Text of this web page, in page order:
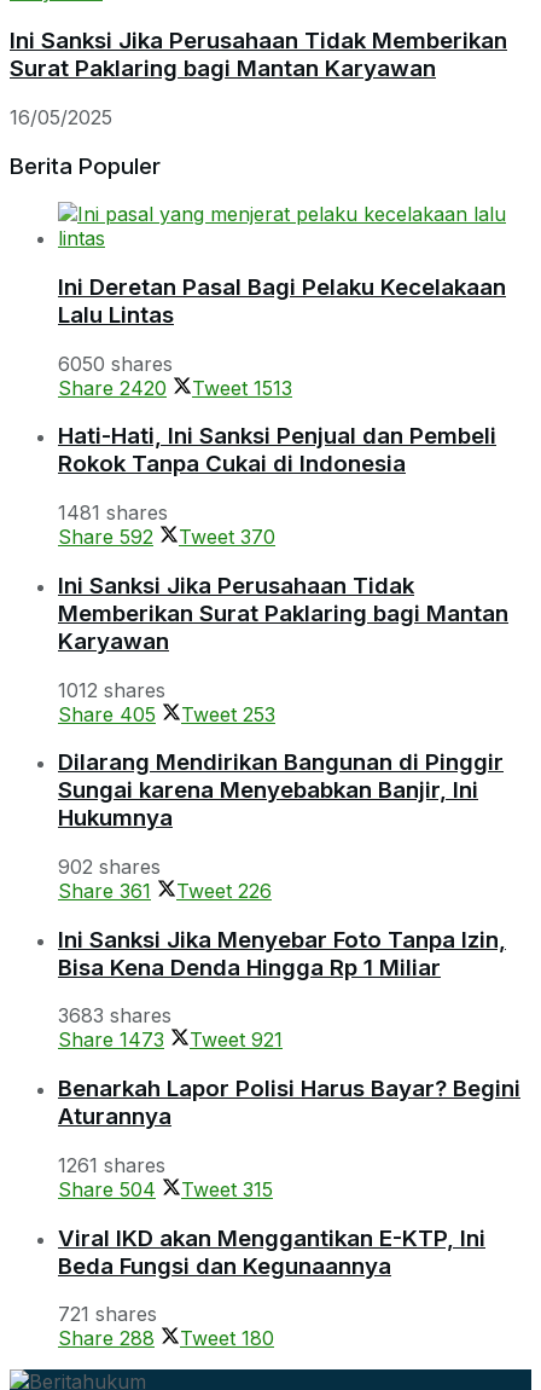
Ini Sanksi Jika Perusahaan Tidak Memberikan
Surat Paklaring bagi Mantan Karyawan
16/05/2025
Berita Populer
Ini Deretan Pasal Bagi Pelaku Kecelakaan
Lalu Lintas
6050 shares
Share 2420 Tweet 1513
Hati-Hati, Ini Sanksi Penjual dan Pembeli
Rokok Tanpa Cukai di Indonesia
1481 shares
Share 592 Tweet 370
Ini Sanksi Jika Perusahaan Tidak
Memberikan Surat Paklaring bagi Mantan
Karyawan
1012 shares
Share 405 Tweet 253
Dilarang Mendirikan Bangunan di Pinggir
Sungai karena Menyebabkan Banjir, Ini
Hukumnya
902 shares
Share 361 Tweet 226
Ini Sanksi Jika Menyebar Foto Tanpa Izin,
Bisa Kena Denda Hingga Rp 1 Miliar
3683 shares
Share 1473 Tweet 921
Benarkah Lapor Polisi Harus Bayar? Begini
Aturannya
1261 shares
Share 504 Tweet 315
Viral IKD akan Menggantikan E-KTP, Ini
Beda Fungsi dan Kegunaannya
721 shares
Share 288 Tweet 180